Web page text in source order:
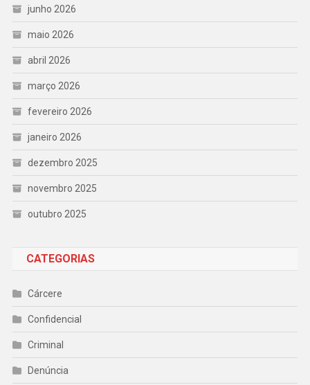
junho 2026
maio 2026
abril 2026
março 2026
fevereiro 2026
janeiro 2026
dezembro 2025
novembro 2025
outubro 2025
CATEGORIAS
Cárcere
Confidencial
Criminal
Denúncia